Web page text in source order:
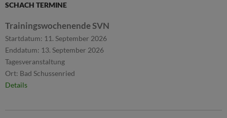
SCHACH TERMINE
Trainingswochenende SVN
Startdatum: 11. September 2026
Enddatum: 13. September 2026
Tagesveranstaltung
Ort: Bad Schussenried
Details